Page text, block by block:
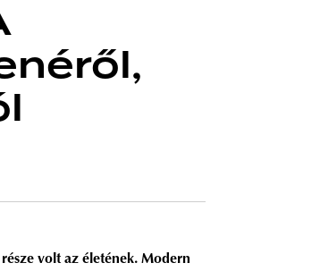
volt az életének. Modern